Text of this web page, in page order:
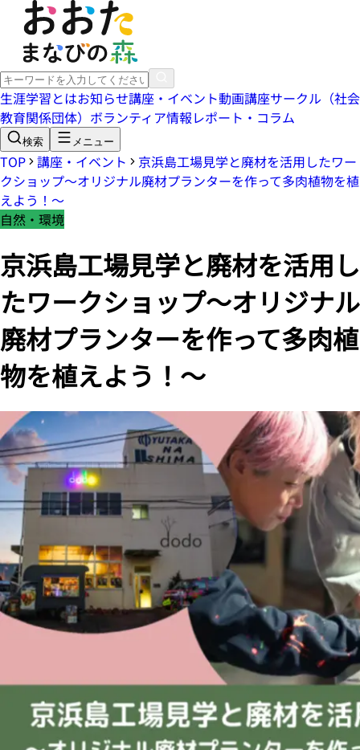
生涯学習とはお知らせ講座・イベント動画講座サークル（社会
教育関係団体） ボランティア情報レポート・コラム
検索 メニュー
TOP 講座・イベント
京浜島工場見学と廃材を活用したワー
クショップ〜オリジナル廃材プランターを作って多肉植物を植
えよう！〜
自然・環境
京浜島工場見学と廃材を活用し
たワークショップ〜オリジナル
廃材プランターを作って多肉植
物を植えよう！〜